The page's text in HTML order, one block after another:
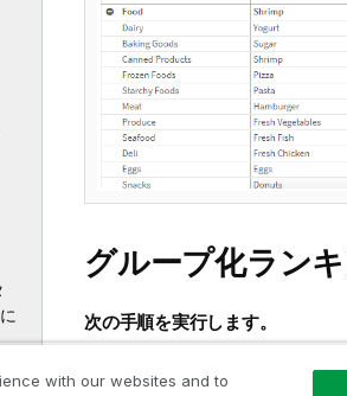
グループ化ラン
次の手順を実行します。
] を
with our websites and to